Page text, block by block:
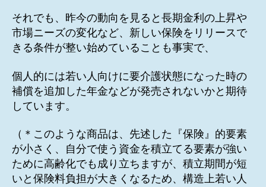
それでも、昨今の動向を見ると長期金利の上昇や
市場ニーズの変化など、新しい保険をリリースで
きる条件が整い始めていることも事実で、
個人的には若い人向けに要介護状態になった時の
補償を追加した年金などが発売されないかと期待
しています。
（＊このような商品は、先述した『保険』的要素
が小さく、自分で使う資金を積立てる要素が強い
ために高齢化でも成り立ちますが、積立期間が短
いと保険料負担が大きくなるため、構造上若い人